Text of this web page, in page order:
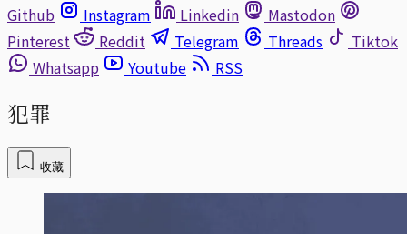
Github
Instagram Linkedin
Mastodon
Pinterest
Reddit Telegram Threads
Tiktok
Whatsapp
Youtube RSS
犯罪
收藏